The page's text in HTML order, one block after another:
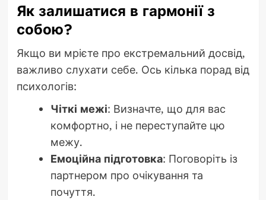
Як залишатися в гармонії з
собою?
Якщо ви мрієте про екстремальний досвід,
важливо слухати себе. Ось кілька порад від
психологів:
Чіткі межі: Визначте, що для вас
комфортно, і не переступайте цю
межу.
Емоційна підготовка: Поговоріть із
партнером про очікування та
почуття.